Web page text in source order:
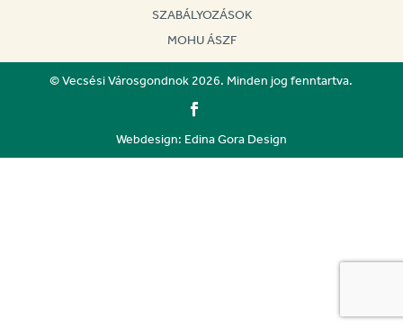
SZABÁLYOZÁSOK
MOHU ÁSZF
© Vecsési Városgondnok 2026. Minden jog fenntartva.
Webdesign: Edina Gora Design